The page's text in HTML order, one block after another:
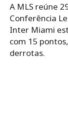
A MLS reúne
Conferência
Inter Miami
com 15
derrotas.